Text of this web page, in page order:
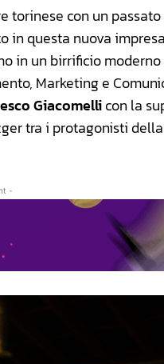
torinese con un
in questa nuova
in un birrificio
Marketing e
Giacomellicon la
tra i protagonisti
-